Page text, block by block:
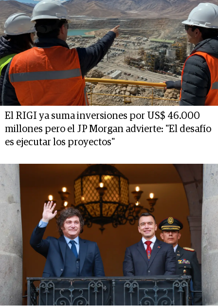
El RIGI ya suma inversiones por US$ 46.000
millones pero el JP Morgan advierte: "El desafío
es ejecutar los proyectos"